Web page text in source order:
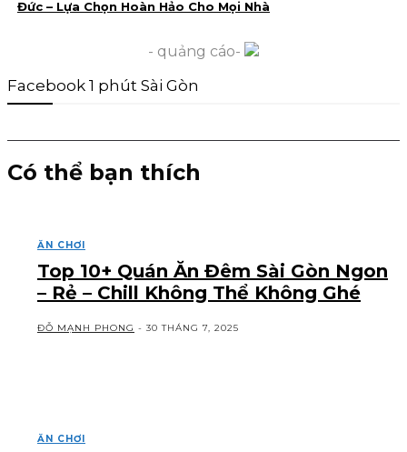
Đức – Lựa Chọn Hoàn Hảo Cho Mọi Nhà
- quảng cáo-
Facebook 1 phút Sài Gòn
Có thể bạn thích
ĂN CHƠI
Top 10+ Quán Ăn Đêm Sài Gòn Ngon
– Rẻ – Chill Không Thể Không Ghé
ĐỖ MẠNH PHONG - 30 THÁNG 7, 2025
ĂN CHƠI